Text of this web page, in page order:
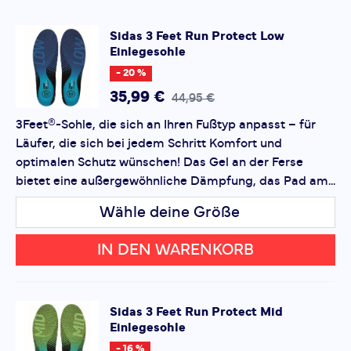
Vortrieb - Gel-Pad an der Ferse: Stoßverteilung -
Perforierungen: Atmungsaktivität
SCHREIBE EINE BEWERTUNG
3 Feet Run Protect High
Einlegesohle
Deine Bewertung:
Produktbewertung
Vorname
Überschrift
Pflichtfelder
Sidas 3 Feet Run Protect Low
Einlegesohle
- 20 %
35,99 € 44,95 €
3Feet®-Sohle, die sich an Ihren Fußtyp anpasst – für
Läufer, die sich bei jedem Schritt Komfort und
optimalen Schutz wünschen! Das Gel an der Ferse
bietet eine außergewöhnliche Dämpfung, das Pad am...
Wähle deine Größe
IN DEN WARENKORB
Sidas 3 Feet Run Protect Mid
Einlegesohle